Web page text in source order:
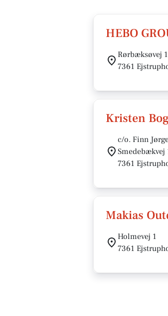
HEBO
Rørbæksøvej
7361
Kristen
c/o. Finn
Smedebækvej
7361
Makias
Holmevej 1
7361